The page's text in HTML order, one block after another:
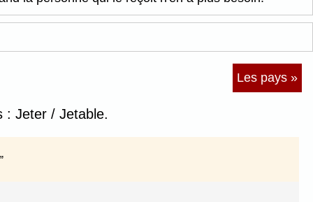
Les pays »
: Jeter / Jetable.